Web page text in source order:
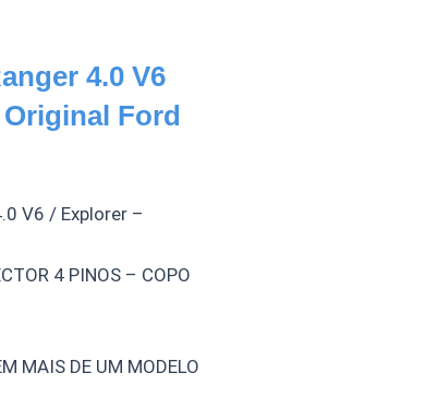
4.0 V6
Ford
V6 / Explorer –
4 PINOS – COPO
MAIS DE UM MODELO